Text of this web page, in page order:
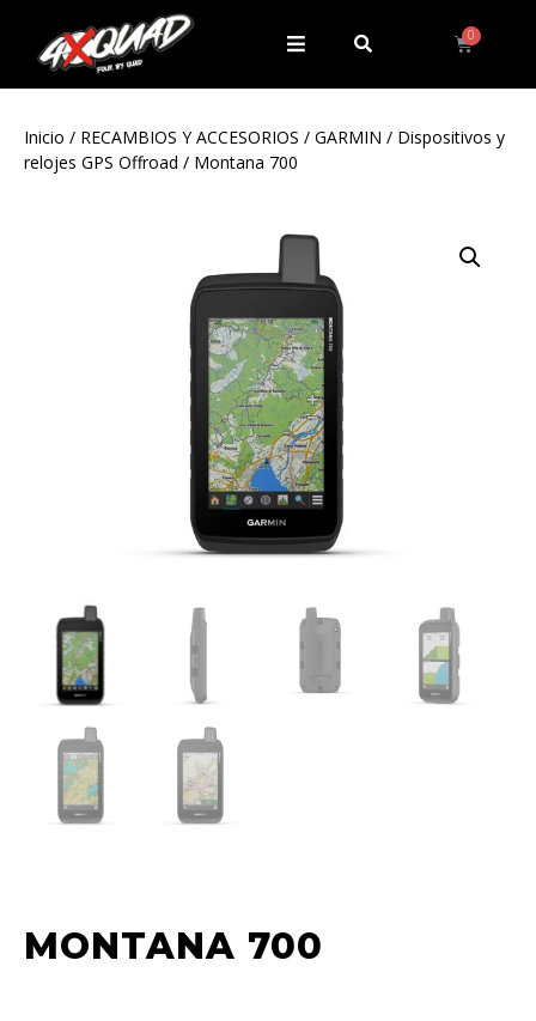
Inicio / RECAMBIOS Y ACCESORIOS / GARMIN / Dispositivos y
relojes GPS Offroad / Montana 700
MONTANA 700